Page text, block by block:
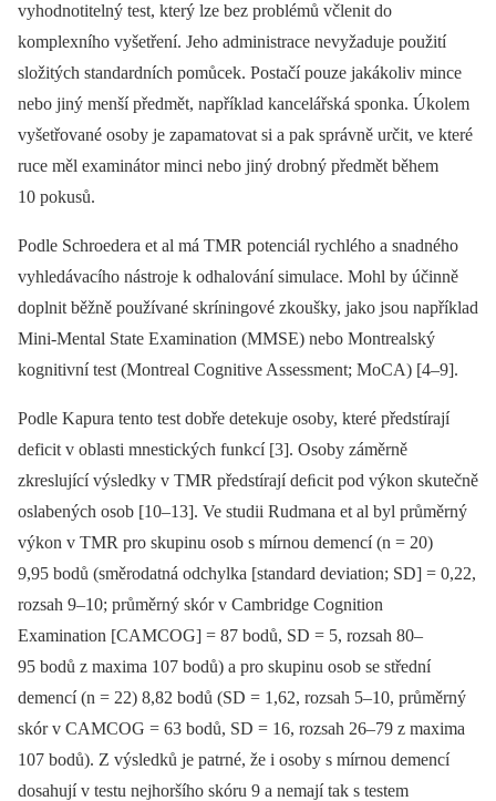
vyhodnotitelný test, který lze bez problémů včlenit do
komplexního vyšetření. Jeho administrace nevyžaduje použití
složitých standardních pomůcek. Postačí pouze jakákoliv mince
nebo jiný menší předmět, například kancelářská sponka. Úkolem
vyšetřované osoby je zapamatovat si a pak správně určit, ve které
ruce měl examinátor minci nebo jiný drobný předmět během
10 pokusů.
Podle Schroedera et al má TMR potenciál rychlého a snadného
vyhledávacího nástroje k odhalování simulace. Mohl by účinně
doplnit běžně používané skríningové zkoušky, jako jsou například
Mini-Mental State Examination (MMSE) nebo Montrealský
kognitivní test (Montreal Cognitive Assessment; MoCA) [4–9].
Podle Kapura tento test dobře detekuje osoby, které předstírají
deficit v oblasti mnestických funkcí [3]. Osoby záměrně
zkreslující výsledky v TMR předstírají deﬁcit pod výkon skutečně
oslabených osob [10–13]. Ve studii Rudmana et al byl průměrný
výkon v TMR pro skupinu osob s mírnou demencí (n = 20)
9,95 bodů (směrodatná odchylka [standard deviation; SD] = 0,22,
rozsah 9–10; průměrný skór v Cambridge Cognition
Examination [CAMCOG] = 87 bodů, SD = 5, rozsah 80–
95 bodů z maxima 107 bodů) a pro skupinu osob se střední
demencí (n = 22) 8,82 bodů (SD = 1,62, rozsah 5–10, průměrný
skór v CAMCOG = 63 bodů, SD = 16, rozsah 26–79 z maxima
107 bodů). Z výsledků je patrné, že i osoby s mírnou demencí
dosahují v testu nejhoršího skóru 9 a nemají tak s testem